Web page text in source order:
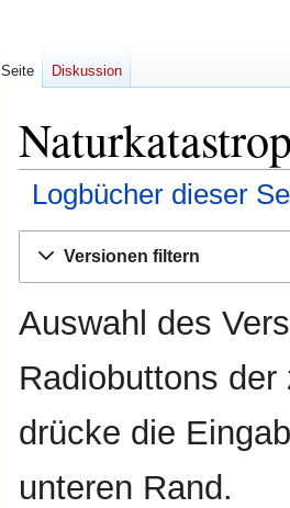
Logbücher dieser
Navigation
Suche
Versionen filtern
Auswahl des
Radiobuttons
drücke die
unteren Rand.
Seite Diskussion